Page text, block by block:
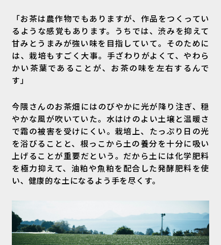
「お茶は農作物でもありますが、作品をつくってい
るような感覚もあります。うちでは、渋みを抑えて
甘みとうまみが強い味を目指していて。そのために
は、栽培もすごく大事。手ざわりがよくて、やわら
かい茶葉であることが、お茶の味を左右するんで
す」
今隈さんのお茶畑にはのびやかに光が降り注ぎ、穏
やかな風が吹いていた。水はけのよい土壌と温暖さ
で霜の被害を受けにくい。栽培上、たっぷり日の光
を浴びることと、根っこから土の養分を十分に吸い
上げることが重要だという。だから土には化学肥料
を極力抑えて、油粕や魚粕を配合した発酵肥料を使
い、健康的な土になるよう手を尽くす。